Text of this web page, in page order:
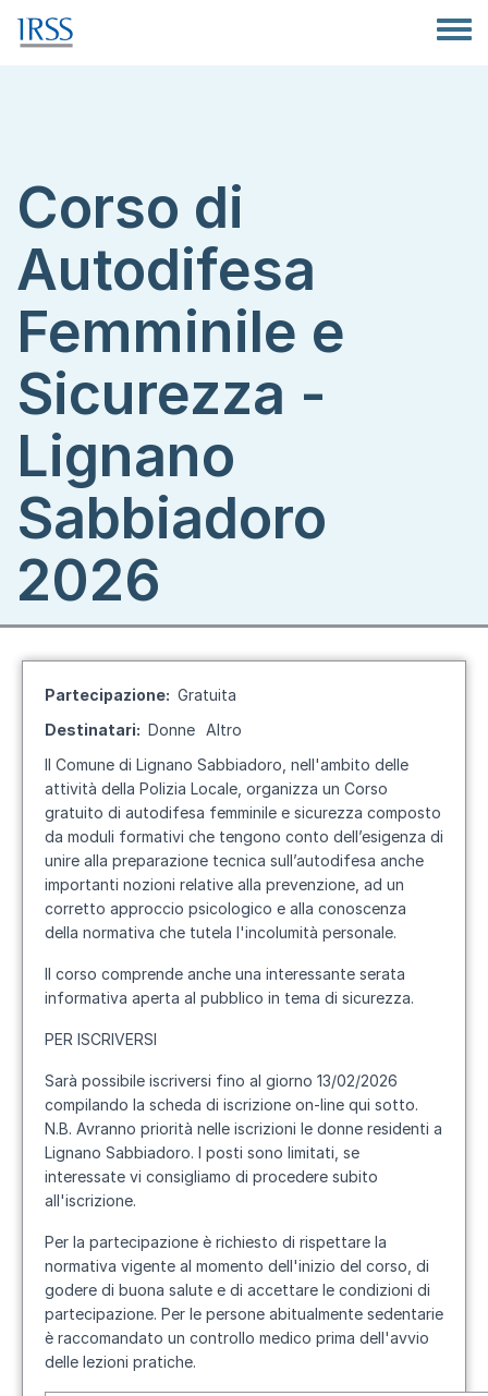
Corso di
Autodifesa
Femminile e
Sicurezza -
Lignano
Sabbiadoro
2026
Partecipazione
Gratuita
Destinatari
Donne Altro
Il Comune di Lignano Sabbiadoro, nell'ambito delle
attività della Polizia Locale, organizza un Corso
gratuito di autodifesa femminile e sicurezza composto
da moduli formativi che tengono conto dell’esigenza di
unire alla preparazione tecnica sull’autodifesa anche
importanti nozioni relative alla prevenzione, ad un
corretto approccio psicologico e alla conoscenza
della normativa che tutela l'incolumità personale.
Il corso comprende anche una interessante serata
informativa aperta al pubblico in tema di sicurezza.
PER ISCRIVERSI
Sarà possibile iscriversi fino al giorno 13/02/2026
compilando la scheda di iscrizione on-line qui sotto.
N.B. Avranno priorità nelle iscrizioni le donne residenti a
Lignano Sabbiadoro. I posti sono limitati, se
interessate vi consigliamo di procedere subito
all'iscrizione.
Per la partecipazione è richiesto di rispettare la
normativa vigente al momento dell'inizio del corso, di
godere di buona salute e di accettare le condizioni di
partecipazione. Per le persone abitualmente sedentarie
è raccomandato un controllo medico prima dell'avvio
delle lezioni pratiche.